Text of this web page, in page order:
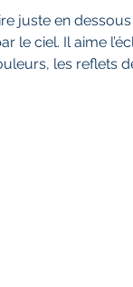
juste en
le ciel. Il aime
les reflets